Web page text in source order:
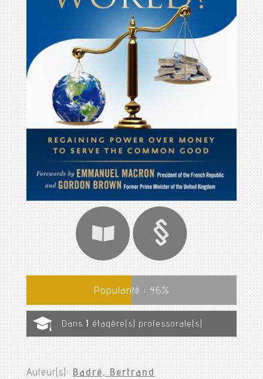
Popularité : 46%
Dans 1 étagère(s) professorale(s)
Auteur(s): Badré, Bertrand